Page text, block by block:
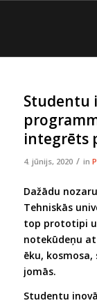
Studentu
integrēts
4. jūnijs, 2020 / in
Dažādu
Tehniskās
top prototipi
notekūdeņu
ēku,
jomās.
Studentu